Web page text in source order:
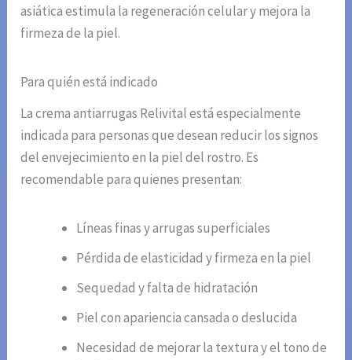
asiática estimula la regeneración celular y mejora la
firmeza de la piel.
Para quién está indicado
La crema antiarrugas Relivital está especialmente
indicada para personas que desean reducir los signos
del envejecimiento en la piel del rostro. Es
recomendable para quienes presentan:
Líneas finas y arrugas superficiales
Pérdida de elasticidad y firmeza en la piel
Sequedad y falta de hidratación
Piel con apariencia cansada o deslucida
Necesidad de mejorar la textura y el tono de